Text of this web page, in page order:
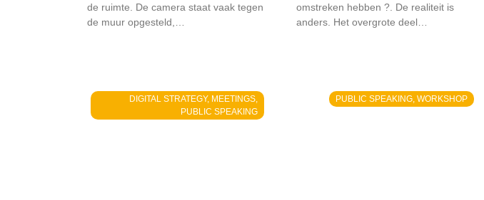
de ruimte. De camera staat vaak tegen
de muur opgesteld,…
omstreken hebben ?. De realiteit is
anders. Het overgrote deel…
DIGITAL STRATEGY, MEETINGS,
PUBLIC SPEAKING
PUBLIC SPEAKING, WORKSHOP